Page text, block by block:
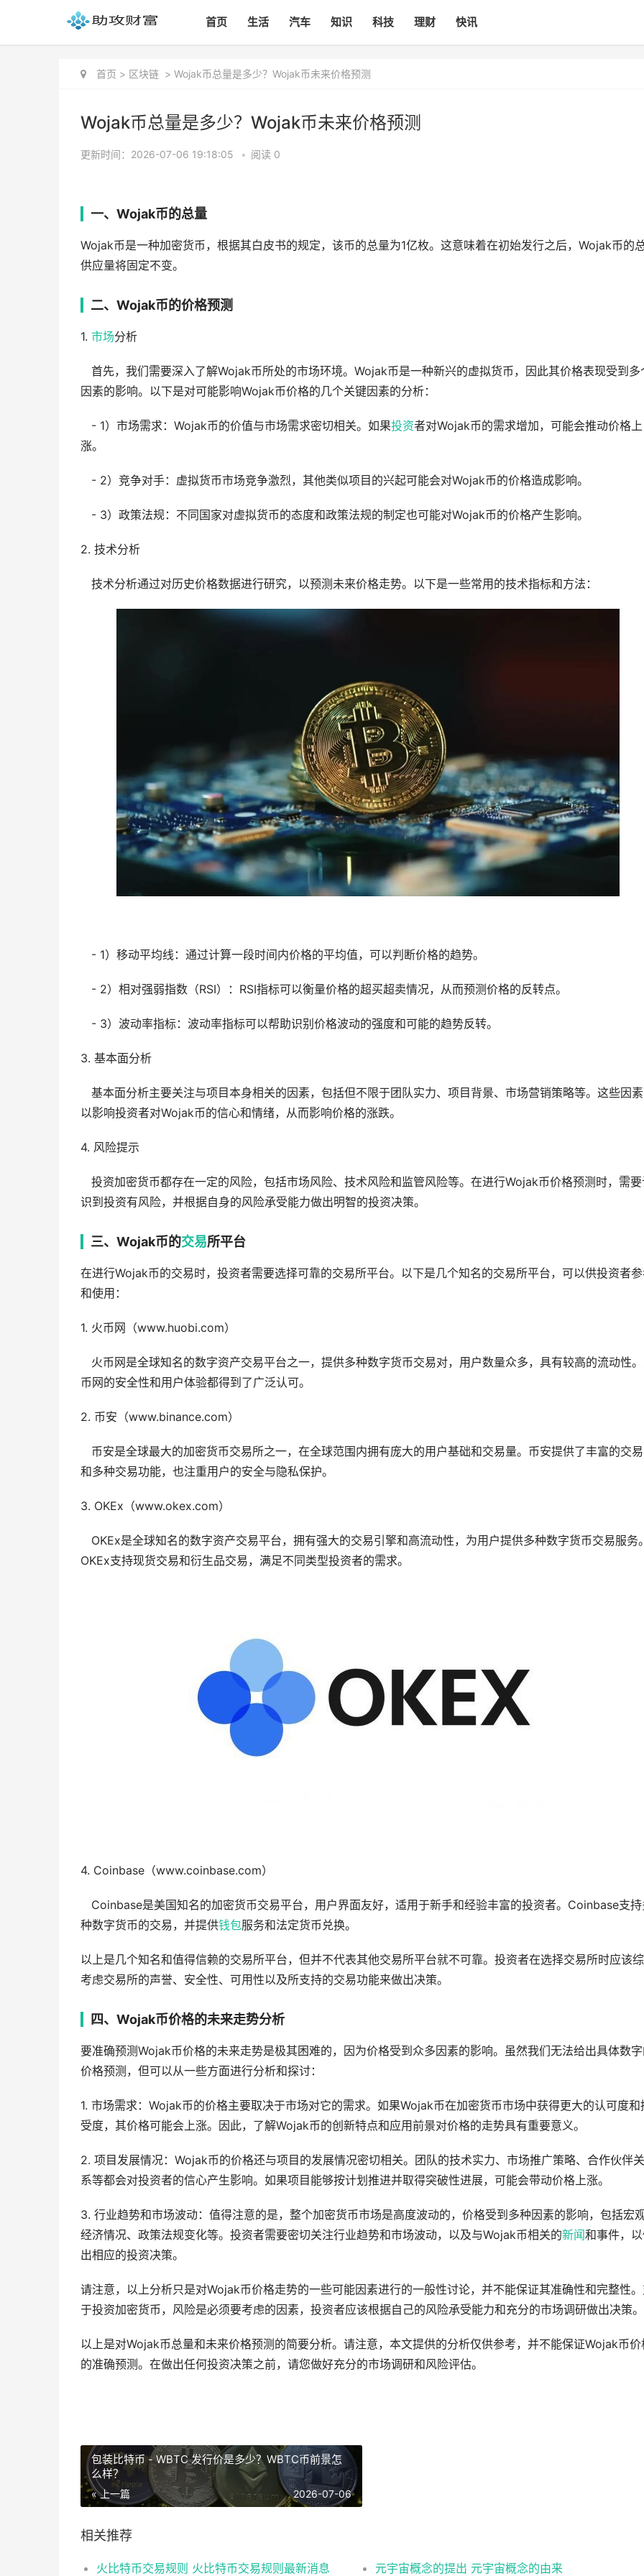
首页 生活 汽车 知识 科技 理财 快讯
首页 > 区块链 > Wojak币总量是多少？Wojak币未来价格预测
Wojak币总量是多少？Wojak币未来价格预测
更新时间：2026-07-06 19:18:05 • 阅读 0
一、Wojak币的总量
Wojak币是一种加密货币，根据其白皮书的规定，该币的总量为1亿枚。这意味着在初始发行之后，Wojak币的
供应量将固定不变。
二、Wojak币的价格预测
1. 市场分析
首先，我们需要深入了解Wojak币所处的市场环境。Wojak币是一种新兴的虚拟货币，因此其价格表现受到多
因素的影响。以下是对可能影响Wojak币价格的几个关键因素的分析：
- 1）市场需求：Wojak币的价值与市场需求密切相关。如果投资者对Wojak币的需求增加，可能会推动价格上
涨。
- 2）竞争对手：虚拟货币市场竞争激烈，其他类似项目的兴起可能会对Wojak币的价格造成影响。
- 3）政策法规：不同国家对虚拟货币的态度和政策法规的制定也可能对Wojak币的价格产生影响。
2. 技术分析
技术分析通过对历史价格数据进行研究，以预测未来价格走势。以下是一些常用的技术指标和方法：
- 1）移动平均线：通过计算一段时间内价格的平均值，可以判断价格的趋势。
- 2）相对强弱指数（RSI）：RSI指标可以衡量价格的超买超卖情况，从而预测价格的反转点。
- 3）波动率指标：波动率指标可以帮助识别价格波动的强度和可能的趋势反转。
3. 基本面分析
基本面分析主要关注与项目本身相关的因素，包括但不限于团队实力、项目背景、市场营销策略等。这些因
以影响投资者对Wojak币的信心和情绪，从而影响价格的涨跌。
4. 风险提示
投资加密货币都存在一定的风险，包括市场风险、技术风险和监管风险等。在进行Wojak币价格预测时，需
识到投资有风险，并根据自身的风险承受能力做出明智的投资决策。
三、Wojak币的交易所平台
在进行Wojak币的交易时，投资者需要选择可靠的交易所平台。以下是几个知名的交易所平台，可以供投资者
和使用：
1. 火币网（www.huobi.com）
火币网是全球知名的数字资产交易平台之一，提供多种数字货币交易对，用户数量众多，具有较高的流动性
币网的安全性和用户体验都得到了广泛认可。
2. 币安（www.binance.com）
币安是全球最大的加密货币交易所之一，在全球范围内拥有庞大的用户基础和交易量。币安提供了丰富的交
和多种交易功能，也注重用户的安全与隐私保护。
3. OKEx（www.okex.com）
OKEx是全球知名的数字资产交易平台，拥有强大的交易引擎和高流动性，为用户提供多种数字货币交易服务
OKEx支持现货交易和衍生品交易，满足不同类型投资者的需求。
4. Coinbase（www.coinbase.com）
Coinbase是美国知名的加密货币交易平台，用户界面友好，适用于新手和经验丰富的投资者。Coinbase支持
种数字货币的交易，并提供钱包服务和法定货币兑换。
以上是几个知名和值得信赖的交易所平台，但并不代表其他交易所平台就不可靠。投资者在选择交易所时应该
考虑交易所的声誉、安全性、可用性以及所支持的交易功能来做出决策。
四、Wojak币价格的未来走势分析
要准确预测Wojak币价格的未来走势是极其困难的，因为价格受到众多因素的影响。虽然我们无法给出具体数
价格预测，但可以从一些方面进行分析和探讨：
1. 市场需求：Wojak币的价格主要取决于市场对它的需求。如果Wojak币在加密货币市场中获得更大的认可度和
受度，其价格可能会上涨。因此，了解Wojak币的创新特点和应用前景对价格的走势具有重要意义。
2. 项目发展情况：Wojak币的价格还与项目的发展情况密切相关。团队的技术实力、市场推广策略、合作伙伴关
系等都会对投资者的信心产生影响。如果项目能够按计划推进并取得突破性进展，可能会带动价格上涨。
3. 行业趋势和市场波动：值得注意的是，整个加密货币市场是高度波动的，价格受到多种因素的影响，包括宏
经济情况、政策法规变化等。投资者需要密切关注行业趋势和市场波动，以及与Wojak币相关的新闻和事件，
出相应的投资决策。
请注意，以上分析只是对Wojak币价格走势的一些可能因素进行的一般性讨论，并不能保证其准确性和完整性
于投资加密货币，风险是必须要考虑的因素，投资者应该根据自己的风险承受能力和充分的市场调研做出决策。
以上是对Wojak币总量和未来价格预测的简要分析。请注意，本文提供的分析仅供参考，并不能保证Wojak币价
的准确预测。在做出任何投资决策之前，请您做好充分的市场调研和风险评估。
包装比特币 - WBTC 发行价是多少？WBTC币前景怎
么样？
« 上一篇 2026-07-06
相关推荐
火比特币交易规则 火比特币交易规则最新消息 元宇宙概念的提出 元宇宙概念的由来